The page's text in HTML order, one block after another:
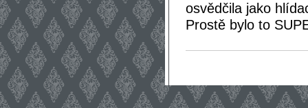
osvědčila jako
Prostě bylo to